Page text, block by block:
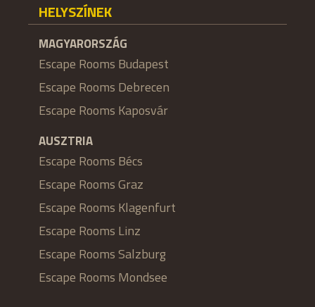
HELYSZÍNEK
MAGYARORSZÁG
Escape Rooms Budapest
Escape Rooms Debrecen
Escape Rooms Kaposvár
AUSZTRIA
Escape Rooms Bécs
Escape Rooms Graz
Escape Rooms Klagenfurt
Escape Rooms Linz
Escape Rooms Salzburg
Escape Rooms Mondsee